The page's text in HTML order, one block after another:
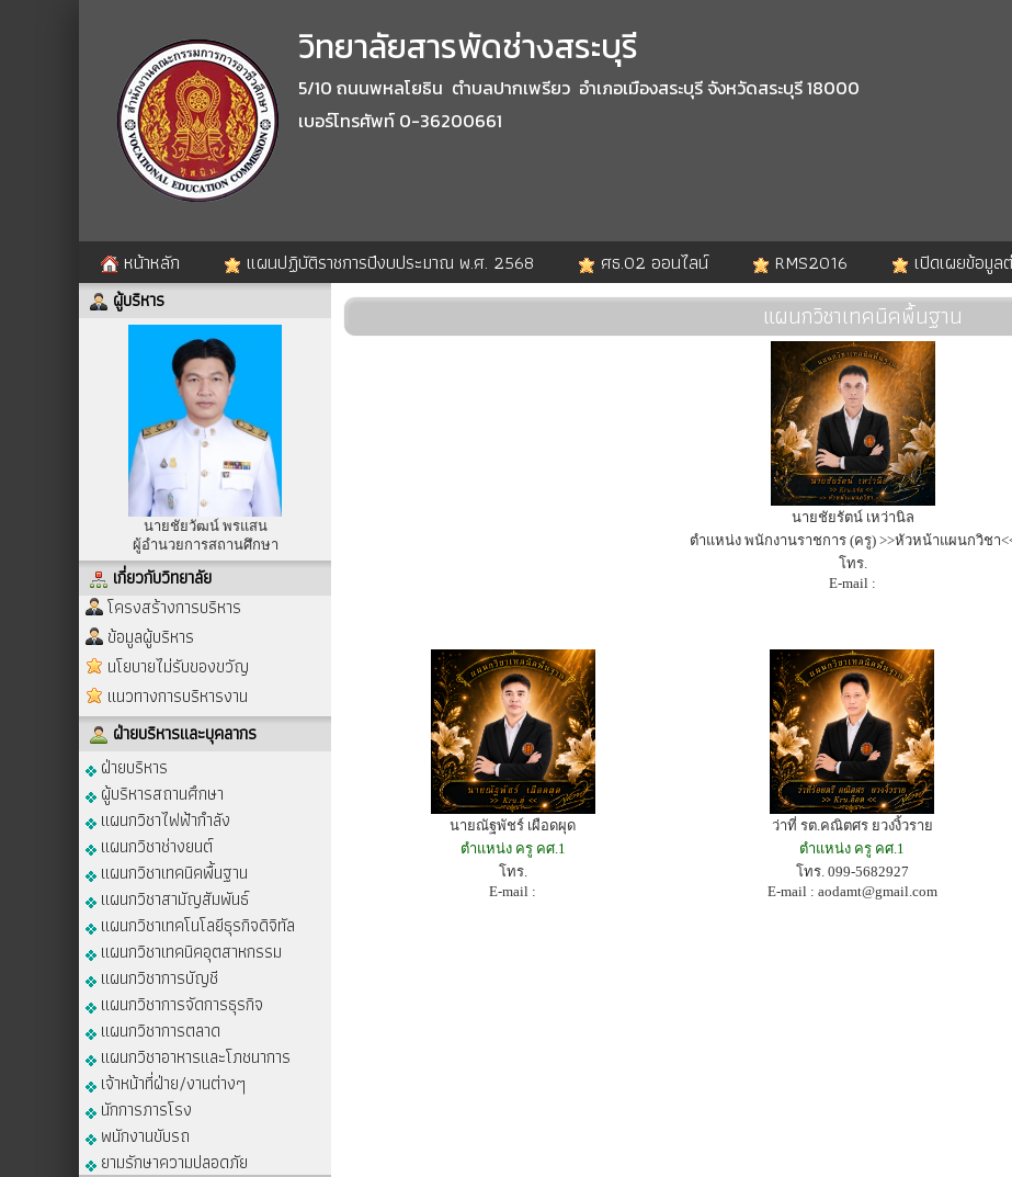
วิทยาลัยสารพัดช่างสระบุรี
5/10 ถนนพหลโยธิน ตำบลปากเพรียว อำเภอเมืองสระบุรี จังหวัดสระบุรี 18000
เบอร์โทรศัพท์ 0-36200661
หน้าหลัก แผนปฏิบัติราชการปีงบประมาณ พ.ศ. 2568 ศธ.02 ออนไลน์ RMS2016 เปิดเผยข้อมู
ผู้บริหาร
นายชัยวัฒน์ พรแสน
ผู้อำนวยการสถานศึกษา
เกี่ยวกับวิทยาลัย
โครงสร้างการบริหาร
ข้อมูลผู้บริหาร
นโยบายไม่รับของขวัญ
แนวทางการบริหารงาน
ฝ่ายบริหารและบุคลากร
ฝ่ายบริหาร
ผู้บริหารสถานศึกษา
แผนกวิชาไฟฟ้ากำลัง
แผนกวิชาช่างยนต์
แผนกวิชาเทคนิคพื้นฐาน
แผนกวิชาสามัญสัมพันธ์
แผนกวิชาเทคโนโลยีธุรกิจดิจิทัล
แผนกวิชาเทคนิคอุตสาหกรรม
แผนกวิชาการบัญชี
แผนกวิชาการจัดการธุรกิจ
แผนกวิชาการตลาด
แผนกวิชาอาหารและโภชนาการ
เจ้าหน้าที่ฝ่าย/งานต่างๆ
นักการภารโรง
พนักงานขับรถ
ยามรักษาความปลอดภัย
แผนกวิชาเทคนิคพื้นฐาน
นายชัยรัตน์ เหว่านิล
ตำแหน่ง พนักงานราชการ (ครู) >>หัวหน้าแผนกวิชา
โทร.
E-mail :
นายณัฐพัชร์ เผือดผุด
ตำแหน่ง ครู คศ.1
โทร.
E-mail :
ว่าที่ รต.คณิตศร ยวงงิ้วราย
ตำแหน่ง ครู คศ.1
โทร. 099-5682927
E-mail : aodamt@gmail.com